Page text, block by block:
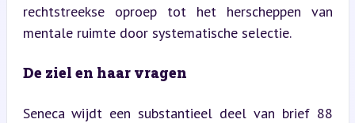
rechtstreekse oproep tot het herscheppen van
mentale ruimte door systematische selectie.
De ziel en haar vragen
Seneca wijdt een substantieel deel van brief 88